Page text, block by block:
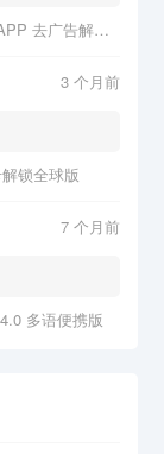
告解锁会员版
3 个月前
锁全球版
7 个月前
多语便携版